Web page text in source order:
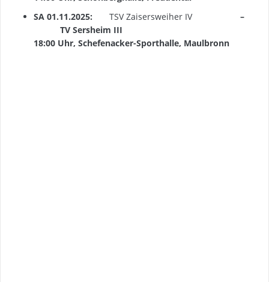
SA 01.11.2025: TSV Zaisersweiher IV–
TV Sersheim III
18:00 Uhr, Schefenacker-Sporthalle, Maulbronn